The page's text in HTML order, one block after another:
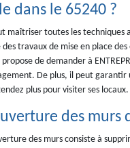
dans le 65240 ?
maîtriser toutes les techniques
travaux de mise en place
propose de demander à
De plus, il peut garantir
plus pour visiter ses locaux.
des
des murs consiste à